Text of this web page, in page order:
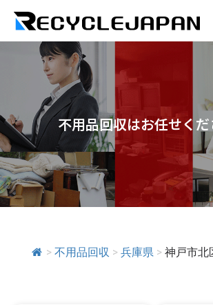
不用品回収はお任せく
> 不用品回収 > 兵庫県 > 神戸市北